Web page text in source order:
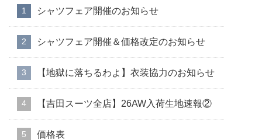
シャツフェア開催のお知らせ
シャツフェア開催＆価格改定のお知らせ
【地獄に落ちるわよ】衣装協力のお知らせ
【吉田スーツ全店】26AW入荷生地速報②
価格表